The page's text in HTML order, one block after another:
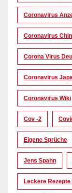
Coronavirus
Coronavirus
Corona Virus
Coronavirus
Coronavirus Wiki
Cov -2
Eigene Sprüche
Jens Spahn
Leckere